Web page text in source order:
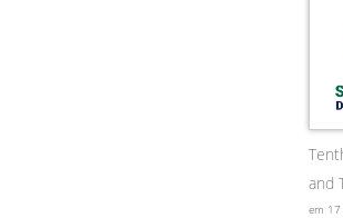
and
em 17